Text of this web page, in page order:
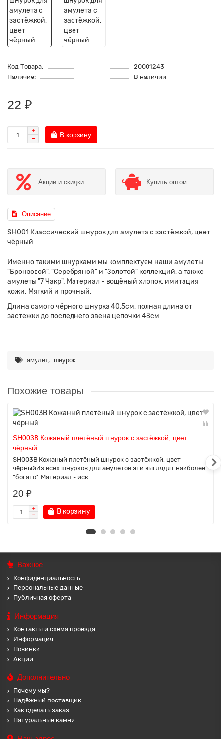
Код Товара:
20001243
Наличие:
В наличии
22 ₽
В корзину
Акции и скидки Купить оптом
Описание
SH001 Классический шнурок для амулета с застёжкой, цвет
чёрный
Именно такими шнурками мы комплектуем наши амулеты
"Бронзовой", "Серебряной" и "Золотой" коллекций, а также
амулеты "7 Чакр". Материал - вощёный хлопок, имитация
кожи. Мягкий и прочный.
Длина самого чёрного шнурка 40,5см, полная длина от
застежки до последнего звена цепочки 48см
амулет, шнурок
Похожие товары
SH003B Кожаный плетёный шнурок с застёжкой, цвет
чёрный
SH003B Кожаный плетёный шнурок с застёжкой, цвет
чёрныйИз всех шнурков для амулетов эти выглядят наиболее
"богато". Материал - иск..
20 ₽
В корзину
Важное
Конфиденциальность
Персональные данные
Публичная оферта
Информация
Контакты и схема проезда
Информация
Новинки
Акции
Дополнительно
Почему мы?
Надёжный поставщик
Как сделать заказ
Натуральные камни